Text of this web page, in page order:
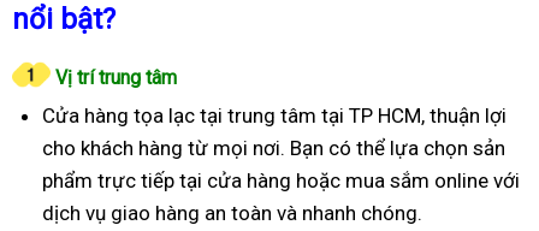
nổi bật?
Vị trí trung tâm
Cửa hàng tọa lạc tại trung tâm tại TP HCM, thuận lợi
cho khách hàng từ mọi nơi. Bạn có thể lựa chọn sản
phẩm trực tiếp tại cửa hàng hoặc mua sắm online với
dịch vụ giao hàng an toàn và nhanh chóng.